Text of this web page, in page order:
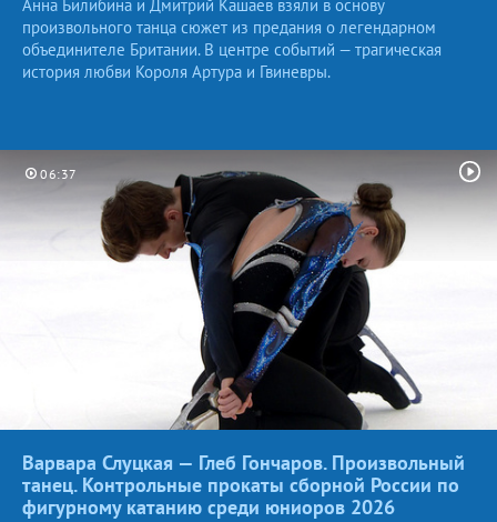
Анна Билибина и Дмитрий Кашаев взяли в основу
произвольного танца сюжет из предания о легендарном
объединителе Британии. В центре событий — трагическая
история любви Короля Артура и Гвиневры.
06:37
Варвара Слуцкая — Глеб Гончаров. Произвольный
танец. Контрольные прокаты сборной России по
фигурному катанию среди юниоров 2026